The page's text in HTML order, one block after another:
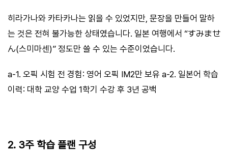
히라가나와 카타카나는 읽을 수 있었지만, 문장을 만들어 말하
는 것은 전혀 불가능한 상태였습니다. 일본 여행에서 “すみませ
ん(스미마센)” 정도만 쓸 수 있는 수준이었습니다.
a-1. 오픽 시험 전 경험: 영어 오픽 IM2만 보유 a-2. 일본어 학습
이력: 대학 교양 수업 1학기 수강 후 3년 공백
2. 3주 학습 플랜 구성